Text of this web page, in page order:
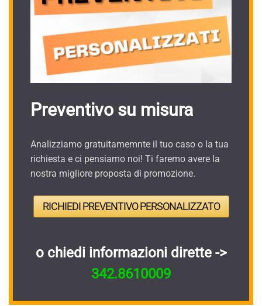
Preventivo su misura
Analizziamo gratuitamemnte il tuo caso o la tua
richiesta e ci pensiamo noi! Ti faremo avere la
nostra migliore proposta di promozione.
RICHIEDI PREVENTIVO PERSONALIZZATO
o chiedi informazioni dirette ->
342.8610009